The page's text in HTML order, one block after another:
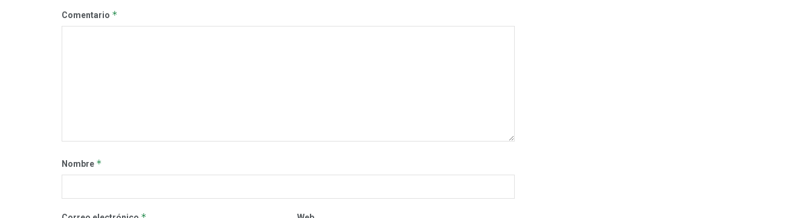
Comentario *
Nombre *